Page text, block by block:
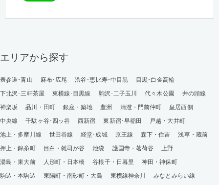
エリアから探す
表参道･青山 麻布･広尾 渋谷･恵比寿･中目黒
目黒･白金高輪
下北沢･三軒茶屋
東横線･目黒線 駒沢･二子玉川 代々木公園
井の頭線
神楽坂
品川・田町 銀座・築地 豊洲 清澄・門前仲町
皇居西側
中央線
千駄ヶ谷･四ッ谷 西新宿 東新宿･早稲田
戸越・大井町
池上・多摩川線
世田谷線 経堂･成城 京王線 森下・住吉
浅草・蔵前
押上・錦糸町
目白・雑司が谷 池袋 護国寺・茗荷谷
上野
湯島・東大前
人形町・日本橋 谷根千・日暮里
神田・神保町
駒込・本駒込
東陽町・南砂町・大島 東横線神奈川
みなとみらい線